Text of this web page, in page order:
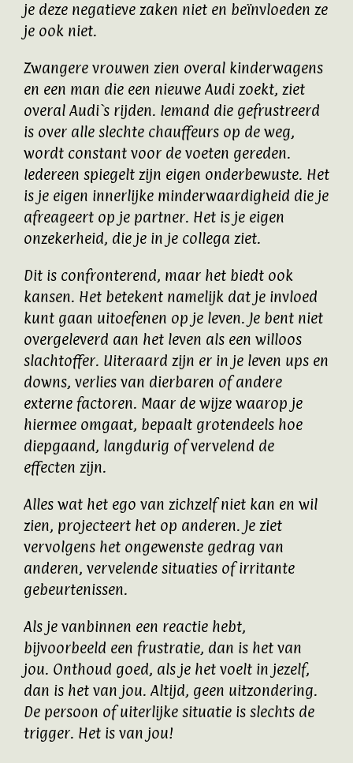
je deze negatieve zaken niet en beïnvloeden ze
je ook niet.
Zwangere vrouwen zien overal kinderwagens
en een man die een nieuwe Audi zoekt, ziet
overal Audi`s rijden. Iemand die gefrustreerd
is over alle slechte chauffeurs op de weg,
wordt constant voor de voeten gereden.
Iedereen spiegelt zijn eigen onderbewuste. Het
is je eigen innerlijke minderwaardigheid die je
afreageert op je partner. Het is je eigen
onzekerheid, die je in je collega ziet.
Dit is confronterend, maar het biedt ook
kansen. Het betekent namelijk dat je invloed
kunt gaan uitoefenen op je leven. Je bent niet
overgeleverd aan het leven als een willoos
slachtoffer. Uiteraard zijn er in je leven ups en
downs, verlies van dierbaren of andere
externe factoren. Maar de wijze waarop je
hiermee omgaat, bepaalt grotendeels hoe
diepgaand, langdurig of vervelend de
effecten zijn.
Alles wat het ego van zichzelf niet kan en wil
zien, projecteert het op anderen. Je ziet
vervolgens het ongewenste gedrag van
anderen, vervelende situaties of irritante
gebeurtenissen.
Als je vanbinnen een reactie hebt,
bijvoorbeeld een frustratie, dan is het van
jou. Onthoud goed, als je het voelt in jezelf,
dan is het van jou. Altijd, geen uitzondering.
De persoon of uiterlijke situatie is slechts de
trigger. Het is van jou!